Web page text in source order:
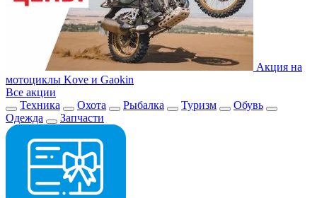
Акция на
мотоциклы Kove и Gaokin
Все акции
Техника
Охота Рыбалка Туризм
Обувь
Одежда
Запчасти